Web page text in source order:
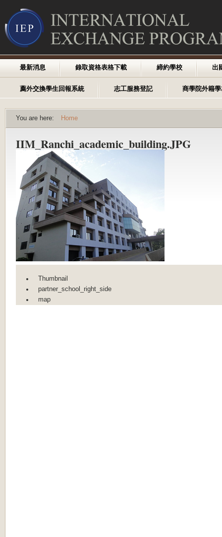
最新消息 錄取資格表格下載 締約學校 出
薦外交換學生回報系統 志工服務登記 商學院外籍
You are here: Home
IIM_Ranchi_academic_building.JPG
Thumbnail
partner_school_right_side
map